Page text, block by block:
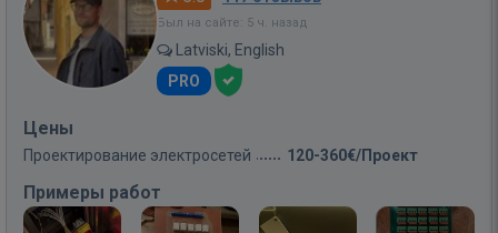
Был на сайте: 5 ч. назад
Latviski, English
PRO
Цены
Проектирование электросетей 120-360€/Проект
Примеры работ